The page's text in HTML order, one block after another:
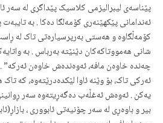
پێناسه‌ی لیبرالیزمی کلاسیک پێداگری له‌ سه‌ر
ئه‌ندامانی پێکهێنه‌ری کۆمه‌لگا ده‌کا . به‌
کۆمه‌ڵگاوه‌ و هه‌ستی به‌رپرسیاره‌تی تاک له‌
شانی هه‌مووتاکه‌کان دێنێته‌ به‌رباس . به‌
چه‌نده‌ خاوه‌ن مافه‌، ئه‌وه‌نده‌ش خاوه‌ن ئه‌رکه”‌
ئه‌رکی تاک، بۆ وێنه‌ ئاوا لێکده‌درێته‌وه،‌ که‌
یه‌کن . ئه‌وه‌ش ئه‌غڵه‌ب ده‌گه‌ڕیته‌وه‌ سه‌ر
بیر و باوه‌ڕی له‌ سه‌ر چۆنیه‌تی ئابووری ،